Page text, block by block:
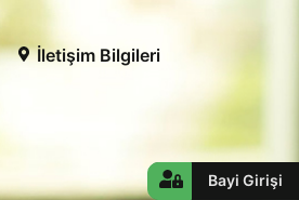
Bayi Girişi
İletişim Bilgileri